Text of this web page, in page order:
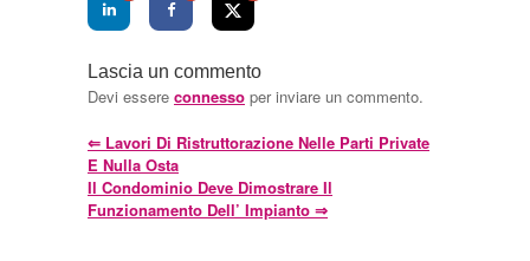
Lascia un commento
Devi essere connesso per inviare un commento.
⇐ Lavori Di Ristruttorazione Nelle Parti Private
E Nulla Osta
Il Condominio Deve Dimostrare Il
Funzionamento Dell’ Impianto ⇒